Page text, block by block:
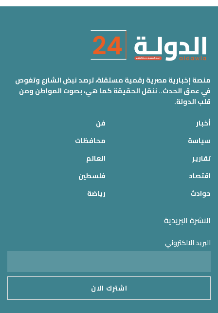
منصة إخبارية مصرية رقمية مستقلة، ترصد نبض الشارع وتغوص
في عمق الحدث.. ننقل الحقيقة كما هي، بصوت المواطن ومن
قلب الدولة.
أخبار
سياسة
تقارير
اقتصاد
حوادث
فن
محافظات
العالم
فلسطين
رياضة
النشرة البريدية
البريد الالكتروني